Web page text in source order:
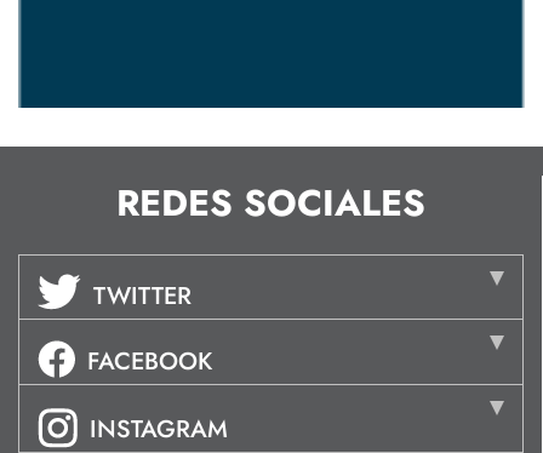
REDES SOCIALES
TWITTER
FACEBOOK
INSTAGRAM